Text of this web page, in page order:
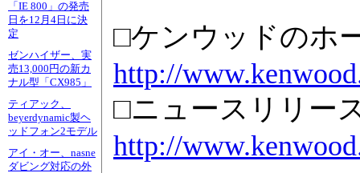
「IE 800」の発売
日を12月4日に決
定
ゼンハイザー、実
売13,000円の新カ
ナル型「CX985」
ティアック、
beyerdynamic製ヘ
ッドフォン2モデル
アイ・オー、nasne
ダビング対応の外
□ケンウッドのホ
http://
□ニュースリリー
http://